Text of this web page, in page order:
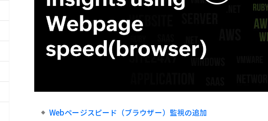
Webページスピード（ブラウザー）監視の追加